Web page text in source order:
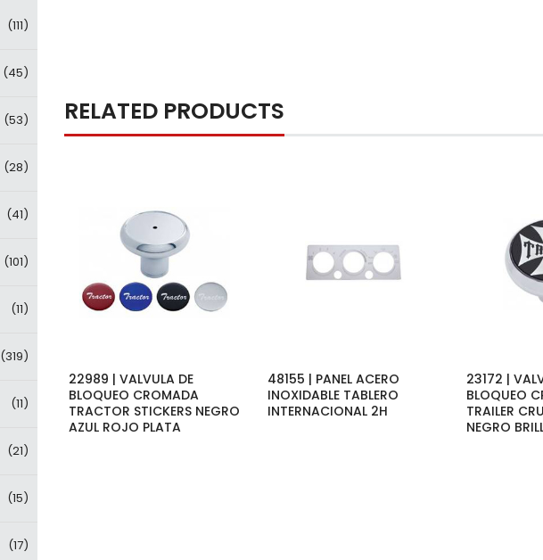
(111)
(45)
(53)
(28)
(41)
(101)
(11)
(319)
(11)
(21)
(15)
(17)
RELATED PRODUCTS
22989 | VALVULA DE
BLOQUEO CROMADA
TRACTOR STICKERS NEGRO
AZUL ROJO PLATA
48155 | PANEL ACERO
INOXIDABLE TABLERO
INTERNACIONAL 2H
23172 |
BLOQUEO
TRAILER
NEGRO